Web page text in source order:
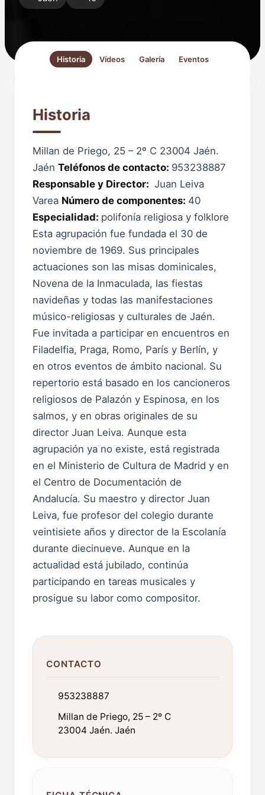
Historia Vídeos Galería Eventos
Historia
Millan de Priego, 25 – 2º C 23004 Jaén.
JaénTeléfonos de contacto: 953238887
Responsable y Director: Juan Leiva
Varea Número de componentes: 40
Especialidad: polifonía religiosa y folklore
Esta agrupación fue fundada el 30 de
noviembre de 1969. Sus principales
actuaciones son las misas dominicales,
Novena de la Inmaculada, las fiestas
navideñas y todas las manifestaciones
músico-religiosas y culturales de Jaén.
Fue invitada a participar en encuentros en
Filadelfia, Praga, Romo, París y Berlín, y
en otros eventos de ámbito nacional. Su
repertorio está basado en los cancioneros
religiosos de Palazón y Espinosa, en los
salmos, y en obras originales de su
director Juan Leiva. Aunque esta
agrupación ya no existe, está registrada
en el Ministerio de Cultura de Madrid y en
el Centro de Documentación de
Andalucía. Su maestro y director Juan
Leiva, fue profesor del colegio durante
veintisiete años y director de la Escolanía
durante diecinueve. Aunque en la
actualidad está jubilado, continúa
participando en tareas musicales y
prosigue su labor como compositor.
CONTACTO
953238887
Millan de Priego, 25 – 2º C
23004 Jaén. Jaén